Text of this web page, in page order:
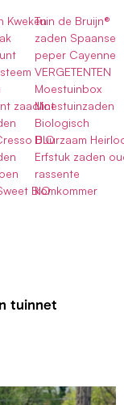
Kweken
zaadlint
BIO
BIO
Tuin de Bruijn®
zaden Spaanse
peper Cayenne
VERGETENTEN
Moestuinbox
Moestuinzaden
Biologisch
Duurzaam
Erfstuk zaden
rassente
komkommer
tuinnet